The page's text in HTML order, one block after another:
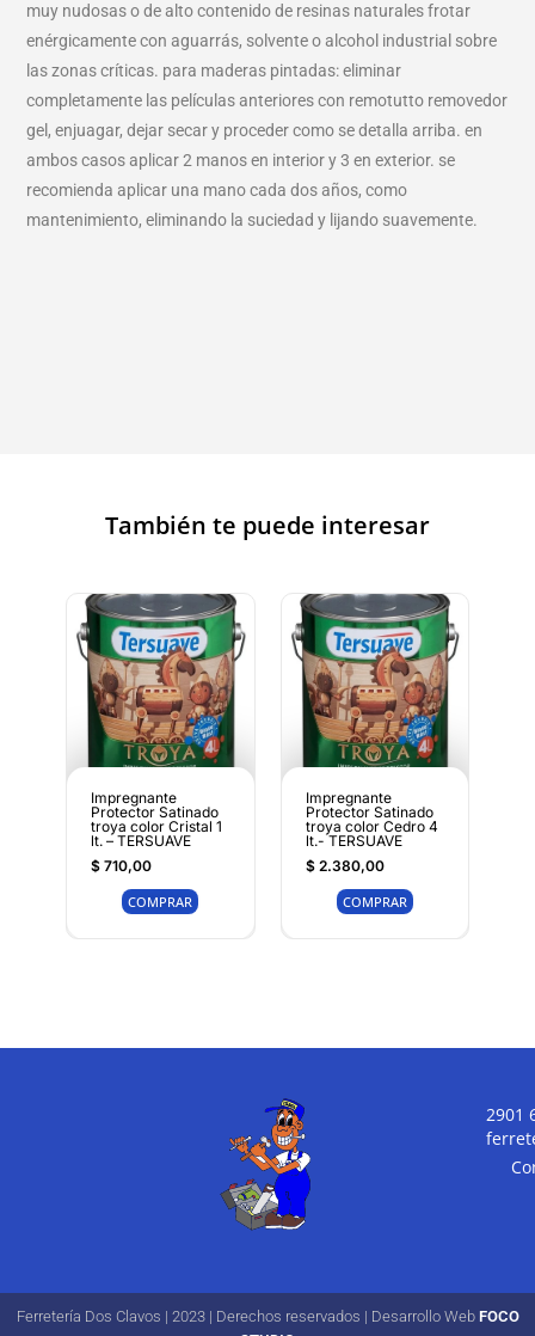
muy nudosas o de alto contenido de resinas naturales frotar
enérgicamente con aguarrás, solvente o alcohol industrial sobre
las zonas críticas. para maderas pintadas: eliminar
completamente las películas anteriores con remotutto removedor
gel, enjuagar, dejar secar y proceder como se detalla arriba. en
ambos casos aplicar 2 manos en interior y 3 en exterior. se
recomienda aplicar una mano cada dos años, como
mantenimiento, eliminando la suciedad y lijando suavemente.
También te puede interesar
Impregnante
Protector Satinado
troya color Cristal 1
lt. – TERSUAVE
$710,00
COMPRAR
Impregnante
Protector Satinado
troya color Cedro 4
lt.- TERSUAVE
$2.380,00
COMPRAR
2901
Ferretería Dos Clavos | 2023 | Derechos reservados | Desarrollo Web FOCO